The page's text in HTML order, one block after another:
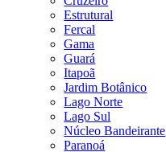
Estrutural
Fercal
Gama
Guará
Itapoã
Jardim Botânico
Lago Norte
Lago Sul
Núcleo Bandeirante
Paranoá